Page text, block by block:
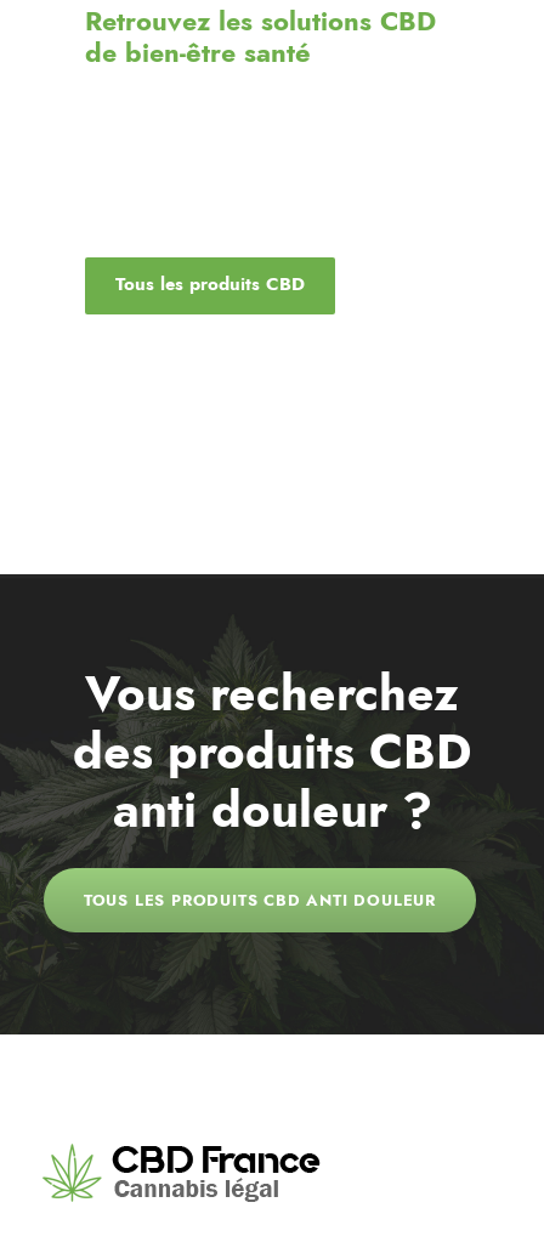
Retrouvez les solutions CBD
de bien-être santé
Tous les produits CBD
Vous recherchez
des produits CBD
anti douleur ?
TOUS LES PRODUITS CBD ANTI DOULEUR